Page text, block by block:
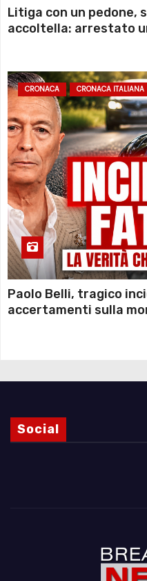
Litiga con un pedone,
accoltella: arrestato
CRONACA CRONACA ITALIANA
Paolo Belli, tragico
accertamenti sulla
Social